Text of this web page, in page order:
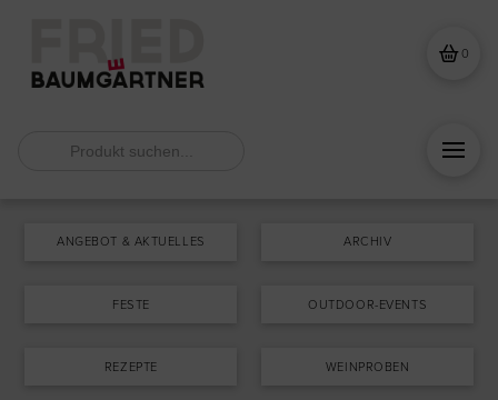
0
ANGEBOT & AKTUELLES ARCHIV
FESTE OUTDOOR-EVENTS
REZEPTE WEINPROBEN